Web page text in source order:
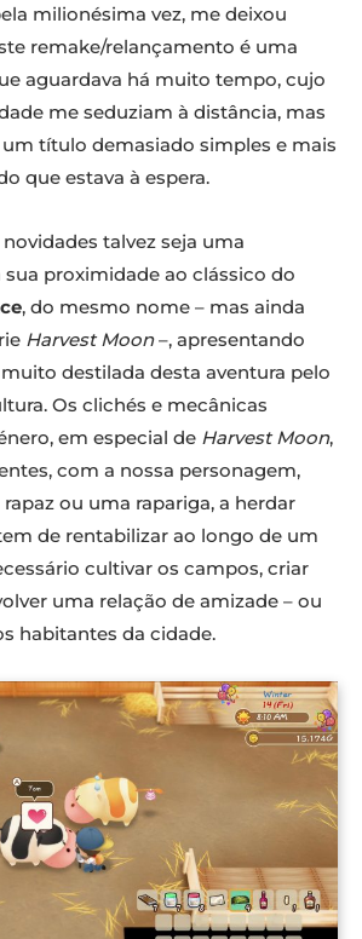
milionésima vez, me deixou
remake/relançamento é uma
aguardava há muito tempo, cujo
me seduziam à distância, mas
título demasiado simples e mais
que estava à espera.
talvez seja uma
proximidade ao clássico do
, do mesmo nome – mas ainda
Harvest Moon–, apresentando
destilada desta aventura pelo
Os clichés e mecânicas
em especial de Harvest Moon,
com a nossa personagem,
ou uma rapariga, a herdar
de rentabilizar ao longo de um
cultivar os campos, criar
uma relação de amizade – ou
habitantes da cidade.